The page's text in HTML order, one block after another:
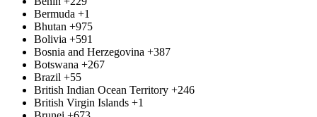
Bermuda +1
Bhutan +975
Bolivia +591
Bosnia and Herzegovina +387
Botswana +267
Brazil +55
British Indian Ocean Territory +246
British Virgin Islands +1